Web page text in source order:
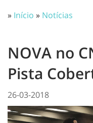
» Início » Notícias
NOVA no
Pista
26-03-2018